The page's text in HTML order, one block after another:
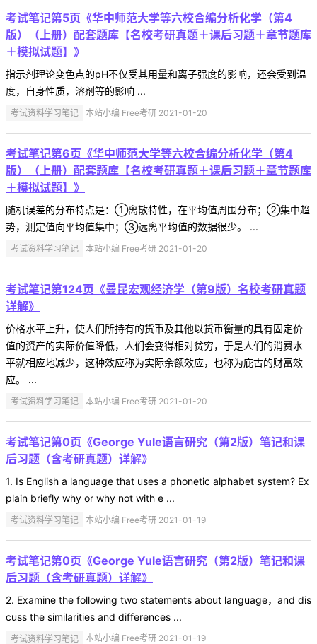
考试笔记第5页《华中师范大学等六校合编分析化学（第4
版）（上册）配套题库【名校考研真题＋课后习题＋章节题库
＋模拟试题】》
指示剂理论变色点的pH不仅受其用量和离子强度的影响，还会受到温
度，自身性质，溶剂等的影响 ...
考试资料学习笔记 本站小编 Free考研 2021-01-20
考试笔记第6页《华中师范大学等六校合编分析化学（第4
版）（上册）配套题库【名校考研真题＋课后习题＋章节题库
＋模拟试题】》
随机误差的分布特点是：①离散特性，在平均值周围分布；②集中趋
势，测定值向平均值集中；③远离平均值的数据很少。 ...
考试资料学习笔记 本站小编 Free考研 2021-01-20
考试笔记第124页《曼昆宏观经济学（第9版）名校考研真题
详解》
价格水平上升，使人们所持有的货币及其他以货币衡量的具有固定价
值的资产的实际价值降低，人们会变得相对贫穷，于是人们的消费水
平就相应地减少，这种效应称为实际余额效应，也称为庇古的财富效
应。 ...
考试资料学习笔记 本站小编 Free考研 2021-01-20
考试笔记第0页《George Yule语言研究（第2版）笔记和课
后习题（含考研真题）详解》
1. Is English a language that uses a phonetic alphabet system? Ex
plain briefly why or why not with e ...
考试资料学习笔记 本站小编 Free考研 2021-01-19
考试笔记第0页《George Yule语言研究（第2版）笔记和课
后习题（含考研真题）详解》
2. Examine the following two statements about language，and dis
cuss the similarities and differences ...
考试资料学习笔记 本站小编 Free考研 2021-01-19